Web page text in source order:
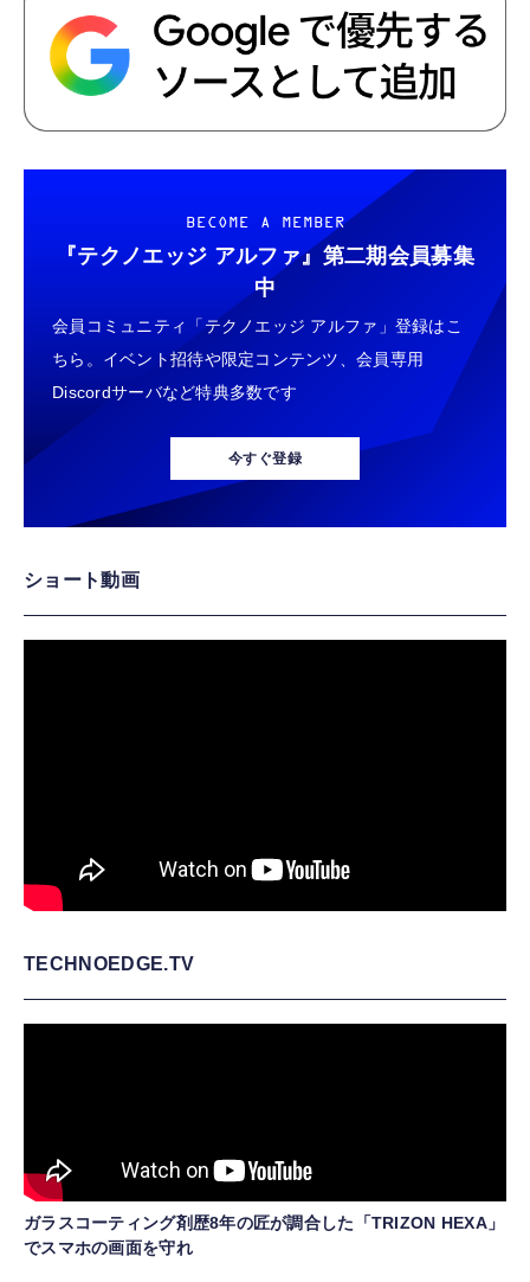
BECOME A MEMBER
『テクノエッジ アルファ』 第二期会員募集
中
会員コミュニティ「テクノエッジ アルファ」登録はこ
ちら。イベント招待や限定コンテンツ、会員専用
Discordサーバなど特典多数です
今すぐ登録
ショート動画
TECHNOEDGE.TV
ガラスコーティング剤歴8年の匠が調合した「TRIZON HEXA」
でスマホの画面を守れ